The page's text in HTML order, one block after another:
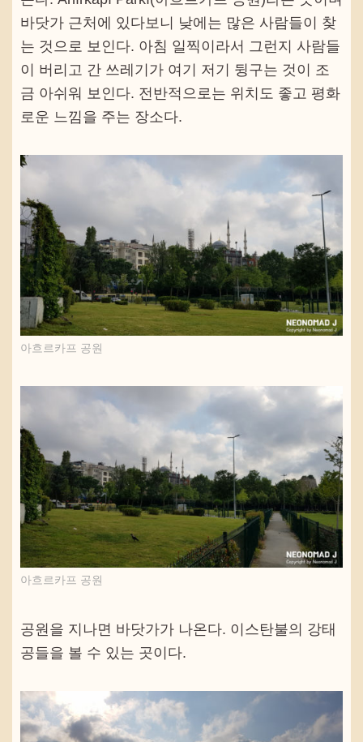
바닷가 근처에 있다보니 낮에는 많은 사람들이 찾
는 것으로 보인다. 아침 일찍이라서 그런지 사람들
이 버리고 간 쓰레기가 여기 저기 뒹구는 것이 조
금 아쉬워 보인다. 전반적으로는 위치도 좋고 평화
로운 느낌을 주는 장소다.
아흐르카프 공원
아흐르카프 공원
공원을 지나면 바닷가가 나온다. 이스탄불의 강태
공들을 볼 수 있는 곳이다.